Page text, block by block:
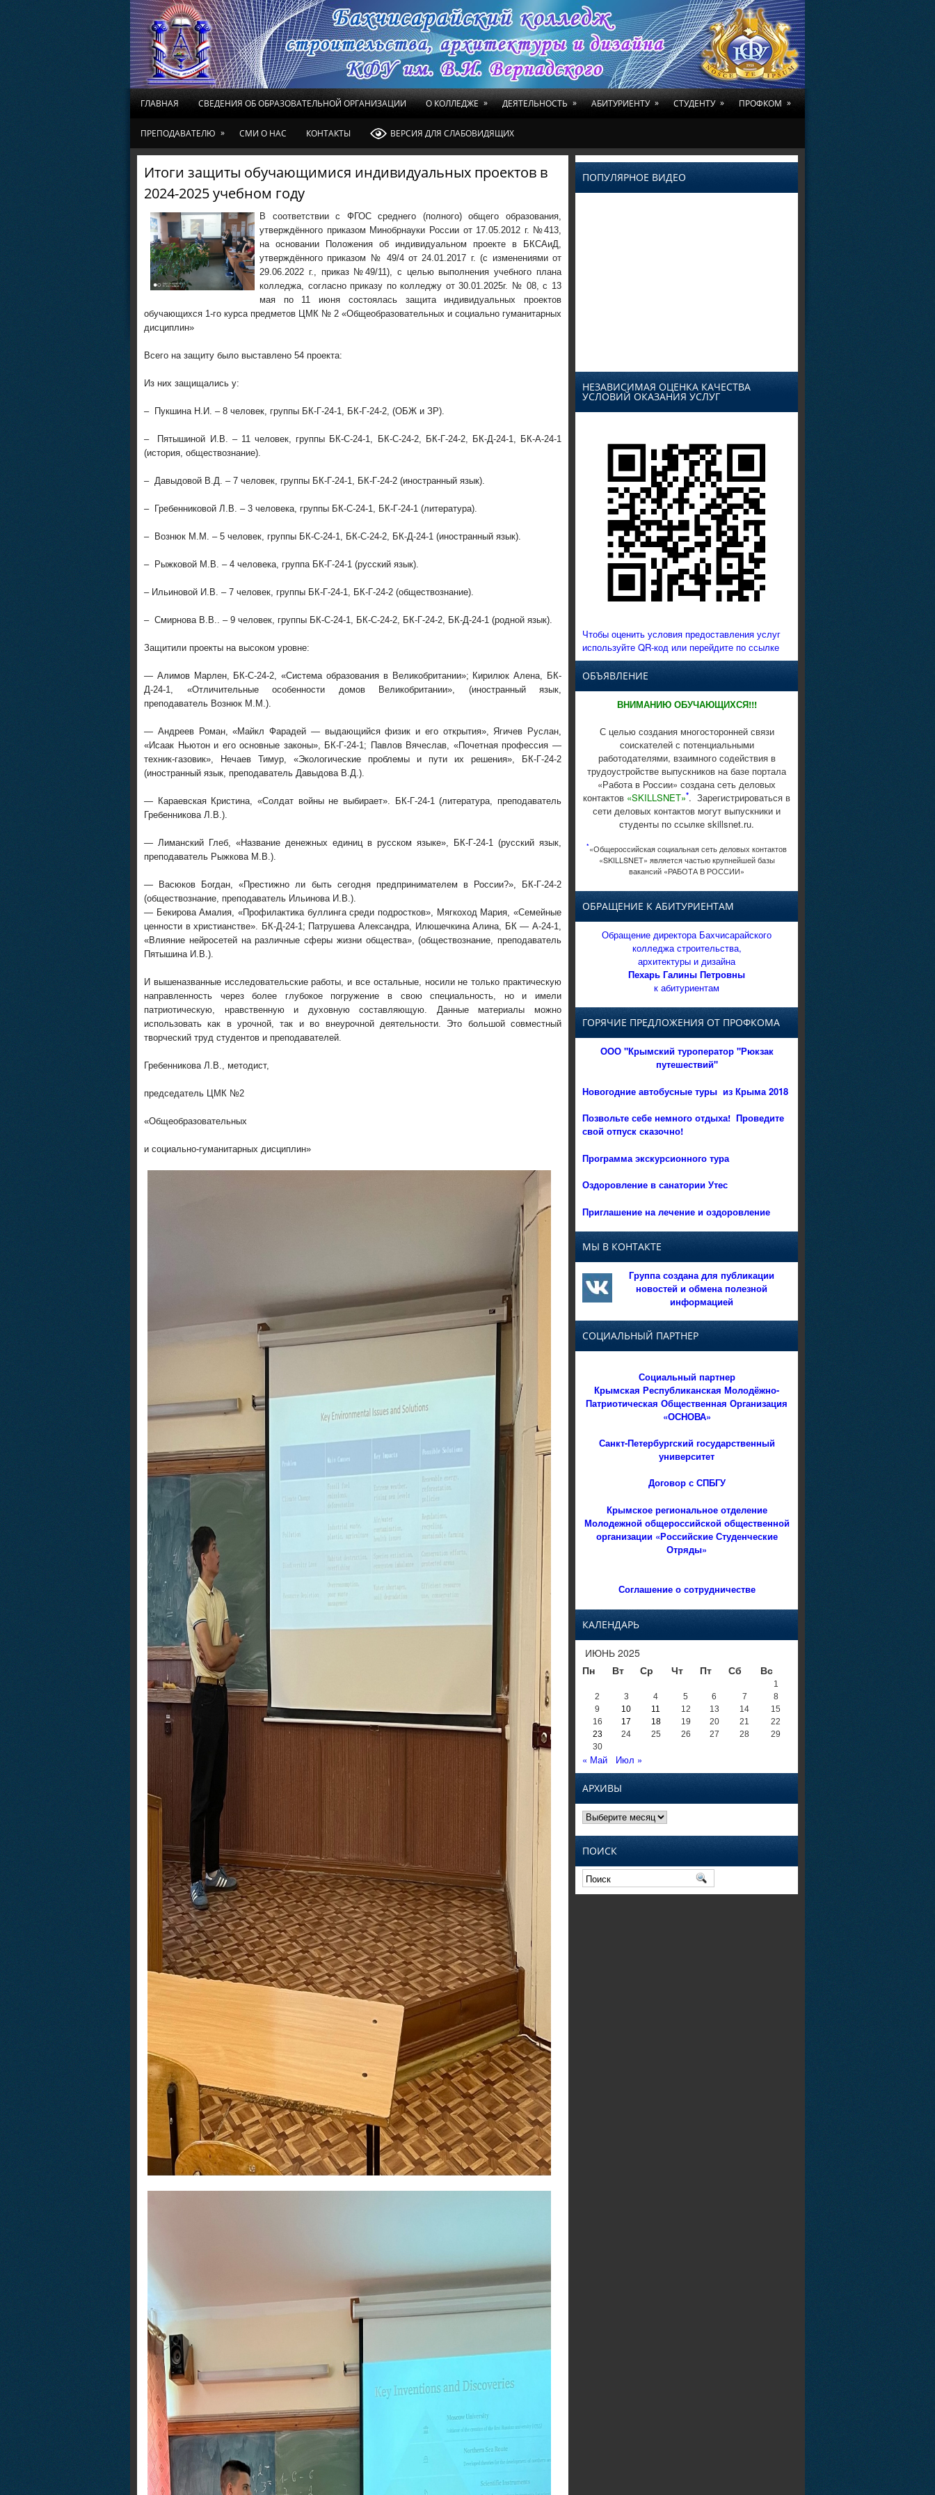
ГЛАВНАЯ СВЕДЕНИЯ ОБ ОБРАЗОВАТЕЛЬНОЙ ОРГАНИЗАЦИИ О КОЛЛЕДЖЕ » ДЕЯТЕЛЬНОСТЬ » АБИТУРИЕНТУ » СТУДЕНТУ » ПРОФКОМ »
ПРЕПОДАВАТЕЛЮ » СМИ О НАС КОНТАКТЫ ВЕРСИЯ ДЛЯ СЛАБОВИДЯЩИХ
Итоги защиты обучающимися индивидуальных проектов в
2024-2025 учебном году
В соответствии с ФГОС среднего (полного) общего образования,
утверждённого приказом Минобрнауки России от 17.05.2012 г. №413,
на основании Положения об индивидуальном проекте в БКСАиД,
утверждённого приказом № 49/4 от 24.01.2017 г. (с изменениями от
29.06.2022 г., приказ №49/11), с целью выполнения учебного плана
колледжа, согласно приказу по колледжу от 30.01.2025г. № 08, с 13
мая по 11 июня состоялась защита индивидуальных проектов
обучающихся 1-го курса предметов ЦМК № 2 «Общеобразовательных и социально гуманитарных
дисциплин»
Всего на защиту было выставлено 54 проекта:
Из них защищались у:
– Пукшина Н.И. – 8 человек, группы БК-Г-24-1, БК-Г-24-2, (ОБЖ и ЗР).
– Пятышиной И.В. – 11 человек, группы БК-С-24-1, БК-С-24-2, БК-Г-24-2, БК-Д-24-1, БК-А-24-1
(история, обществознание).
– Давыдовой В.Д. – 7 человек, группы БК-Г-24-1, БК-Г-24-2 (иностранный язык).
– Гребенниковой Л.В. – 3 человека, группы БК-С-24-1, БК-Г-24-1 (литература).
– Вознюк М.М. – 5 человек, группы БК-С-24-1, БК-С-24-2, БК-Д-24-1 (иностранный язык).
– Рыжковой М.В. – 4 человека, группа БК-Г-24-1 (русский язык).
– Ильиновой И.В. – 7 человек, группы БК-Г-24-1, БК-Г-24-2 (обществознание).
– Смирнова В.В.. – 9 человек, группы БК-С-24-1, БК-С-24-2, БК-Г-24-2, БК-Д-24-1 (родной язык).
Защитили проекты на высоком уровне:
— Алимов Марлен, БК-С-24-2, «Система образования в Великобритании»; Кирилюк Алена, БК-
Д-24-1, «Отличительные особенности домов Великобритании», (иностранный язык,
преподаватель Вознюк М.М.).
— Андреев Роман, «Майкл Фарадей — выдающийся физик и его открытия», Ягичев Руслан,
«Исаак Ньютон и его основные законы», БК-Г-24-1; Павлов Вячеслав, «Почетная профессия —
техник-газовик», Нечаев Тимур, «Экологические проблемы и пути их решения», БК-Г-24-2
(иностранный язык, преподаватель Давыдова В.Д.).
— Караевская Кристина, «Солдат войны не выбирает». БК-Г-24-1 (литература, преподаватель
Гребенникова Л.В.).
— Лиманский Глеб, «Название денежных единиц в русском языке», БК-Г-24-1 (русский язык,
преподаватель Рыжкова М.В.).
— Васюков Богдан, «Престижно ли быть сегодня предпринимателем в России?», БК-Г-24-2
(обществознание, преподаватель Ильинова И.В.).
— Бекирова Амалия, «Профилактика буллинга среди подростков», Мягкоход Мария, «Семейные
ценности в христианстве». БК-Д-24-1; Патрушева Александра, Илюшечкина Алина, БК — А-24-1,
«Влияние нейросетей на различные сферы жизни общества», (обществознание, преподаватель
Пятышина И.В.).
И вышеназванные исследовательские работы, и все остальные, носили не только практическую
направленность через более глубокое погружение в свою специальность, но и имели
патриотическую, нравственную и духовную составляющую. Данные материалы можно
использовать как в урочной, так и во внеурочной деятельности. Это большой совместный
творческий труд студентов и преподавателей.
Гребенникова Л.В., методист,
председатель ЦМК №2
«Общеобразовательных
и социально-гуманитарных дисциплин»
ПОПУЛЯРНОЕ ВИДЕО
НЕЗАВИСИМАЯ ОЦЕНКА КАЧЕСТВА
УСЛОВИЙ ОКАЗАНИЯ УСЛУГ
Чтобы оценить условия предоставления услуг
используйте QR-код или перейдите по ссылке
ОБЪЯВЛЕНИЕ
ВНИМАНИЮ ОБУЧАЮЩИХСЯ!!!
С целью создания многосторонней связи
соискателей с потенциальными
работодателями, взаимного содействия в
трудоустройстве выпускников на базе портала
«Работа в России» создана сеть деловых
контактов «SKILLSNET»*. Зарегистрироваться в
сети деловых контактов могут выпускники и
студенты по ссылке skillsnet.ru.
*«Общероссийская социальная сеть деловых контактов
«SKILLSNET» является частью крупнейшей базы
вакансий «РАБОТА В РОССИИ»
ОБРАЩЕНИЕ К АБИТУРИЕНТАМ
Обращение директора Бахчисарайского
колледжа строительства,
архитектуры и дизайна
Пехарь Галины Петровны
к абитуриентам
ГОРЯЧИЕ ПРЕДЛОЖЕНИЯ ОТ ПРОФКОМА
ООО "Крымский туроператор "Рюкзак
путешествий"
Новогодние автобусные туры из Крыма 2018
Позвольте себе немного отдыха! Проведите
свой отпуск сказочно!
Программа экскурсионного тура
Оздоровление в санатории Утес
Приглашение на лечение и оздоровление
МЫ В КОНТАКТЕ
Группа создана для публикации
новостей и обмена полезной
информацией
СОЦИАЛЬНЫЙ ПАРТНЕР
Социальный партнер
Крымская Республиканская Молодёжно-
Патриотическая Общественная Организация
«ОСНОВА»
Санкт-Петербургский государственный
университет
Договор с СПБГУ
Крымское региональное отделение
Молодежной общероссийской общественной
организации «Российские Студенческие
Отряды»
Соглашение о сотрудничестве
КАЛЕНДАРЬ
ИЮНЬ 2025
Пн
Вт Ср Чт Пт Сб Вс
1
2
3 4 5 6 7
8
9
10 11 12 13 14
15
16
17 18 19 20 21
22
23
24 25 26 27 28
29
30
« Май Июл »
АРХИВЫ
Архивы
ПОИСК